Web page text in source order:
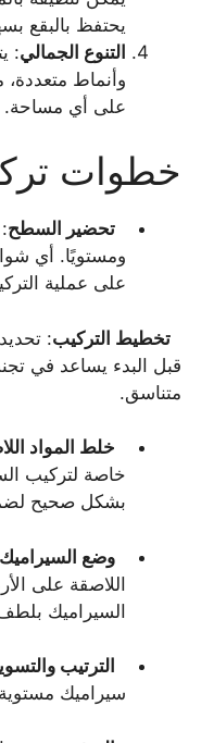
يحتفظ بالبقع
التنوع الجمالي:
وأنماط
على أي مساحة.
خطوات
تحضير السطح
ومستويًا. أي
على عملية
تخطيط التركيب:
قبل البدء يساعد في
متناسق.
خلط المواد
خاصة لتركيب
بشكل صحيح
وضع السيراميك
اللاصقة على
السيراميك
الترتيب
سيراميك